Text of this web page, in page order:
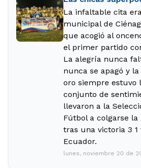
La infaltable cita
municipal de
que acogió al
el primer partido
La alegría nunca
nunca se apagó y
oro siempre estuvo
conjunto de
llevaron a la
Fútbol a colgarse la
tras una victoria 3 1
Ecuador.
lunes, noviembre 20 de